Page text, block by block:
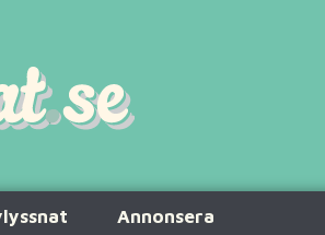
Annonsera